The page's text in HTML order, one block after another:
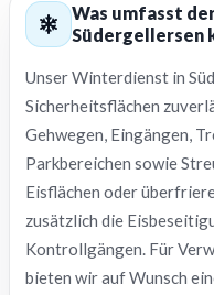
Was umfasst
Südergellersen
Unser Winterdienst in
Sicherheitsflächen
Gehwegen, Eingängen,
Parkbereichen sowie
Eisflächen oder
zusätzlich die
Kontrollgängen. Für
bieten wir auf Wunsch